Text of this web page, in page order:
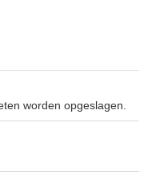
worden opgeslagen.